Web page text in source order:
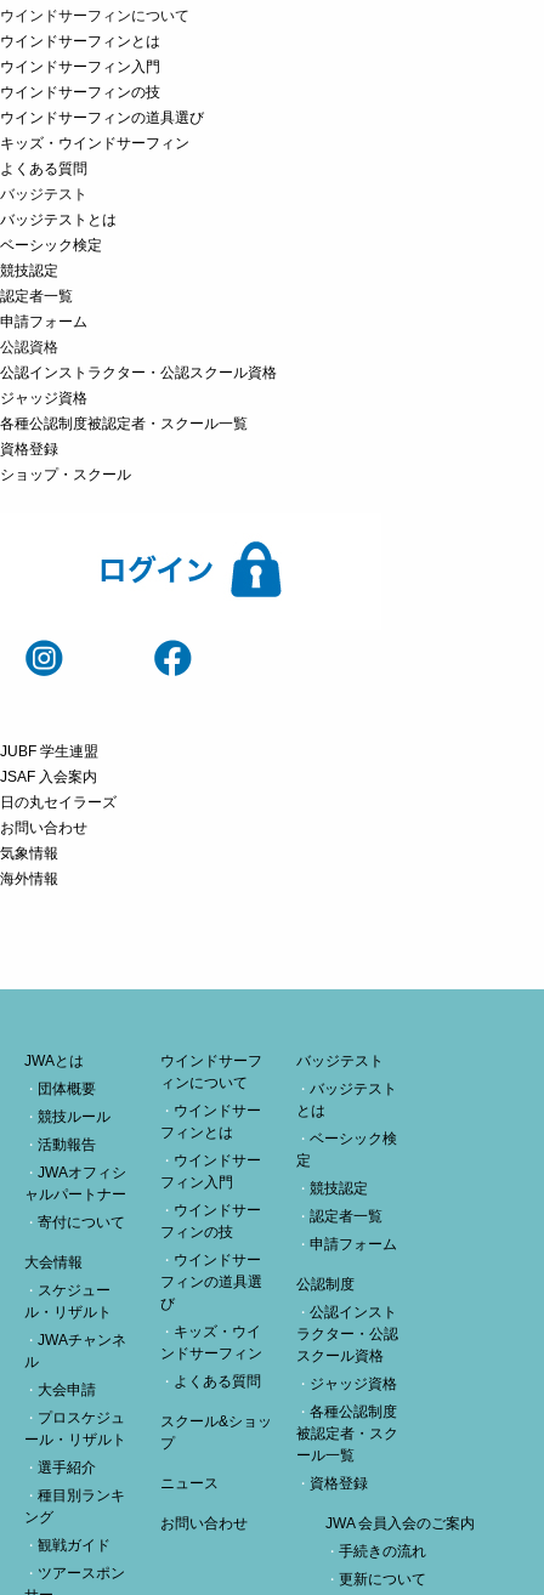
ウインドサーフィンについて
ウインドサーフィンとは
ウインドサーフィン入門
ウインドサーフィンの技
ウインドサーフィンの道具選び
キッズ・ウインドサーフィン
よくある質問
バッジテスト
バッジテストとは
ベーシック検定
競技認定
認定者一覧
申請フォーム
公認資格
公認インストラクター・公認スクール資格
ジャッジ資格
各種公認制度被認定者・スクール一覧
資格登録
ショップ・スクール
JUBF 学生連盟
JSAF 入会案内
日の丸セイラーズ
お問い合わせ
気象情報
海外情報
JWAとは
団体概要
競技ルール
活動報告
JWAオフィシ
ャルパートナー
寄付について
大会情報
スケジュー
ル・リザルト
JWAチャンネ
ル
大会申請
プロスケジュ
ール・リザルト
選手紹介
種目別ランキ
ング
観戦ガイド
ツアースポン
ウインドサーフ
ィンについて
ウインドサー
フィンとは
ウインドサー
フィン入門
ウインドサー
フィンの技
ウインドサー
フィンの道具選
び
キッズ・ウイ
ンドサーフィン
よくある質問
スクール&ショッ
プ
ニュース
お問い合わせ
バッジテスト
バッジテスト
とは
ベーシック検
定
競技認定
認定者一覧
申請フォーム
公認制度
公認インスト
ラクター・公認
スクール資格
ジャッジ資格
各種公認制度
被認定者・スク
ール一覧
資格登録
JWA 会員入会のご案内
手続きの流れ
更新について